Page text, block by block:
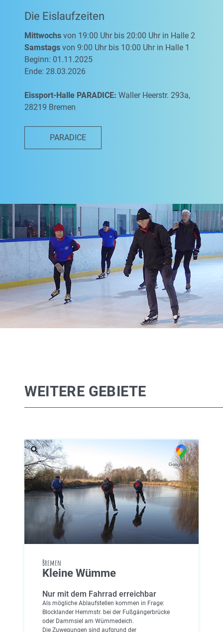
Die Eislaufzeiten
Mittwochs von 19:00 Uhr bis 20:00 Uhr in Halle 2
Samstags von 9:00 Uhr bis 10:00 Uhr in Halle 1
Beginn: 01.11.2025
Ende: 28.03.2026
Eissport-Halle PARADICE: Waller Heerstr. 293a,
28219 Bremen
PARADICE
WEITERE GEBIETE
Bremen
Kleine Wümme
Nur mit dem Fahrrad erreichbar
Als mögliche Ablaufstellen kommen in Frage:
Blocklander Hemmstr. bei der Fußgängerbrücke
oder Dammsiel am Wümmedeich.
Die Zuwegungen sind aufgrund der